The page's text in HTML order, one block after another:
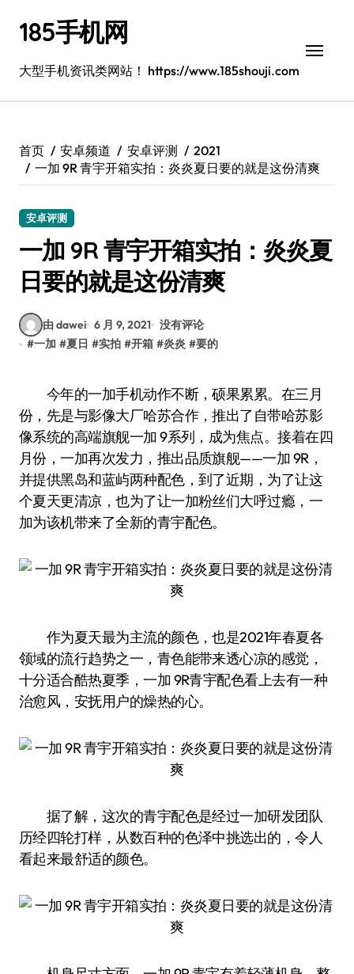
185手机网
大型手机资讯类网站！ https://www.185shouji.com
首页 安卓频道 安卓评测
2021
一加 9R 青宇开箱实拍：炎炎夏日要的就是这份清爽
安卓评测
一加 9R 青宇开箱实拍：炎炎夏
日要的就是这份清爽
由 dawei 6 月 9, 2021 没有评论
#一加 #夏日 #实拍 #开箱 #炎炎 #要的
今年的一加手机动作不断，硕果累累。在三月
份，先是与影像大厂哈苏合作，推出了自带哈苏影
像系统的高端旗舰一加 9系列，成为焦点。接着在四
月份，一加再次发力，推出品质旗舰——一加 9R，
并提供黑岛和蓝屿两种配色，到了近期，为了让这
个夏天更清凉，也为了让一加粉丝们大呼过瘾，一
加为该机带来了全新的青宇配色。
作为夏天最为主流的颜色，也是2021年春夏各
领域的流行趋势之一，青色能带来透心凉的感觉，
十分适合酷热夏季，一加 9R青宇配色看上去有一种
治愈风，安抚用户的燥热的心。
据了解，这次的青宇配色是经过一加研发团队
历经四轮打样，从数百种的色泽中挑选出的，令人
看起来最舒适的颜色。